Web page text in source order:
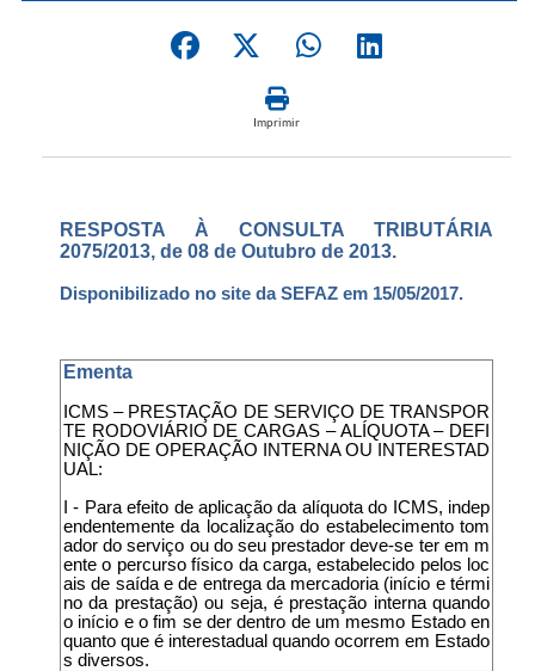
Imprimir
RESPOSTA À CONSULTA TRIBUTÁRIA
2075/2013, de 08 de Outubro de 2013.
Disponibilizado no site da SEFAZ em 15/05/2017.
Ementa
ICMS – PRESTAÇÃO DE SERVIÇO DE TRANSPOR
TE RODOVIÁRIO DE CARGAS – ALÍQUOTA – DEFI
NIÇÃO DE OPERAÇÃO INTERNA OU INTERESTAD
UAL:
I - Para efeito de aplicação da alíquota do ICMS, indep
endentemente da localização do estabelecimento tom
ador do serviço ou do seu prestador deve-se ter em m
ente o percurso físico da carga, estabelecido pelos loc
ais de saída e de entrega da mercadoria (início e térmi
no da prestação) ou seja, é prestação interna quando
o início e o fim se der dentro de um mesmo Estado en
quanto que é interestadual quando ocorrem em Estado
s diversos.